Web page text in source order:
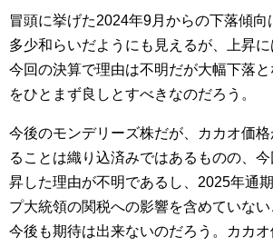
冒頭に挙げた2024年9月からの下落傾向
多少和らいだようにも見えるが、上昇に
今回の決算で理由は不明だが大幅下落
をひとまず良しとすべきなのだろう。
今後のモンデリーズ株だが、カカオ価
ることは織り込済みではあるものの、
昇した理由が不明であるし、2025年通
プ大統領の関税への影響を含めていない
今後も期待は出来ないのだろう。カカ